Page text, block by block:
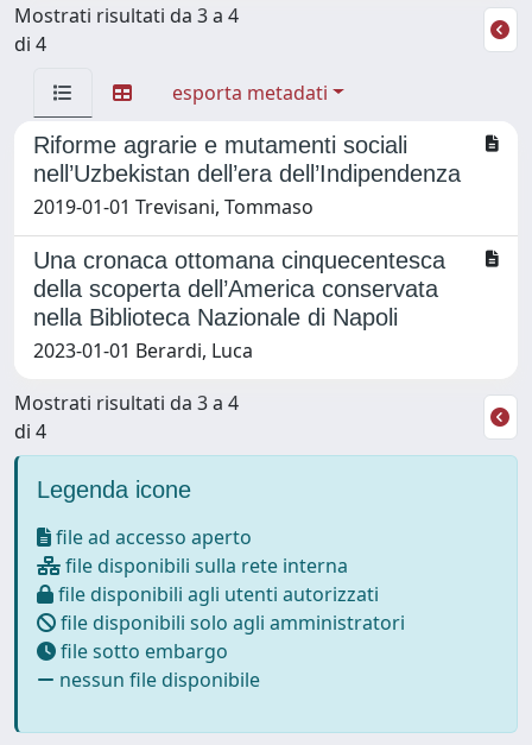
Mostrati risultati da 3 a 4
di 4
esporta metadati
Riforme agrarie e mutamenti sociali
nell’Uzbekistan dell’era dell’Indipendenza
2019-01-01 Trevisani, Tommaso
Una cronaca ottomana cinquecentesca
della scoperta dell’America conservata
nella Biblioteca Nazionale di Napoli
2023-01-01 Berardi, Luca
Mostrati risultati da 3 a 4
di 4
Legenda icone
file ad accesso aperto
file disponibili sulla rete interna
file disponibili agli utenti autorizzati
file disponibili solo agli amministratori
file sotto embargo
nessun file disponibile